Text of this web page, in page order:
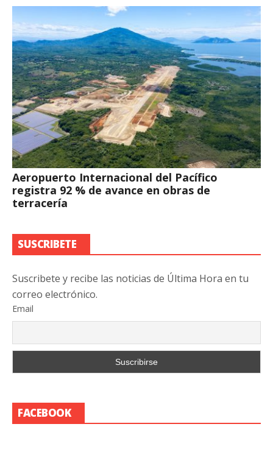
Aeropuerto Internacional del Pacífico
registra 92 % de avance en obras de
terracería
SUSCRIBETE
Suscribete y recibe las noticias de Última Hora en tu
correo electrónico.
Email
FACEBOOK